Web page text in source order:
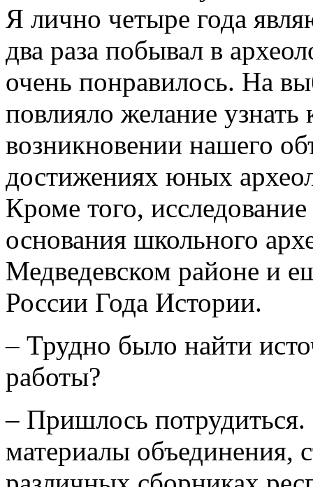
Я лично четыре года
два раза побывал в
очень понравилось. На
повлияло желание
возникновении нашего
достижениях юных
Кроме того,
основания школьного
Медведевском районе и
России Года Истории.
– Трудно было найти
работы?
– Пришлось
материалы объединения,